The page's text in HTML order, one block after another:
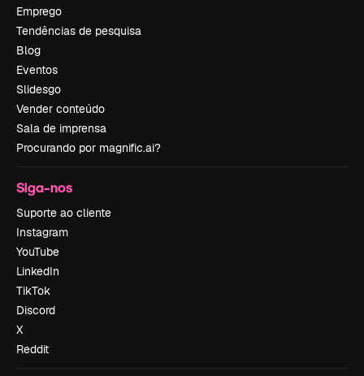
Emprego
Tendências de pesquisa
Blog
Eventos
Slidesgo
Vender conteúdo
Sala de imprensa
Procurando por magnific.ai?
Siga-nos
Suporte ao cliente
Instagram
YouTube
LinkedIn
TikTok
Discord
X
Reddit